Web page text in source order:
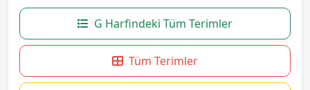
G Harfindeki Tüm Terimler
Tüm Terimler